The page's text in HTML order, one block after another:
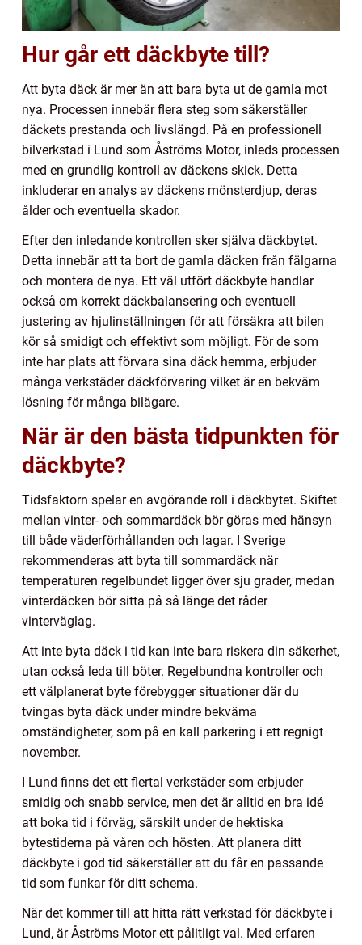
Hur går ett däckbyte till?
Att byta däck är mer än att bara byta ut de gamla mot
nya. Processen innebär flera steg som säkerställer
däckets prestanda och livslängd. På en professionell
bilverkstad i Lund som Åströms Motor, inleds processen
med en grundlig kontroll av däckens skick. Detta
inkluderar en analys av däckens mönsterdjup, deras
ålder och eventuella skador.
Efter den inledande kontrollen sker själva däckbytet.
Detta innebär att ta bort de gamla däcken från fälgarna
och montera de nya. Ett väl utfört däckbyte handlar
också om korrekt däckbalansering och eventuell
justering av hjulinställningen för att försäkra att bilen
kör så smidigt och effektivt som möjligt. För de som
inte har plats att förvara sina däck hemma, erbjuder
många verkstäder däckförvaring vilket är en bekväm
lösning för många bilägare.
När är den bästa tidpunkten för
däckbyte?
Tidsfaktorn spelar en avgörande roll i däckbytet. Skiftet
mellan vinter- och sommardäck bör göras med hänsyn
till både väderförhållanden och lagar. I Sverige
rekommenderas att byta till sommardäck när
temperaturen regelbundet ligger över sju grader, medan
vinterdäcken bör sitta på så länge det råder
vinterväglag.
Att inte byta däck i tid kan inte bara riskera din säkerhet,
utan också leda till böter. Regelbundna kontroller och
ett välplanerat byte förebygger situationer där du
tvingas byta däck under mindre bekväma
omständigheter, som på en kall parkering i ett regnigt
november.
I Lund finns det ett flertal verkstäder som erbjuder
smidig och snabb service, men det är alltid en bra idé
att boka tid i förväg, särskilt under de hektiska
bytestiderna på våren och hösten. Att planera ditt
däckbyte i god tid säkerställer att du får en passande
tid som funkar för ditt schema.
När det kommer till att hitta rätt verkstad för däckbyte i
Lund, är Åströms Motor ett pålitligt val. Med erfaren